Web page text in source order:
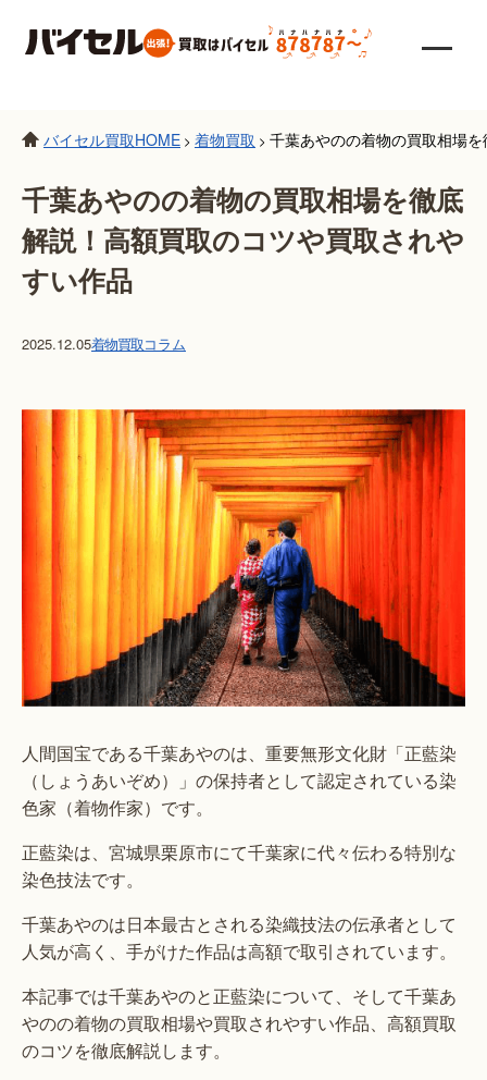
バイセル買取HOME > 着物買取 > 千葉あやのの着物の買取相場
千葉あやのの着物の買取相場を徹底
解説！高額買取のコツや買取されや
すい作品
2025.12.05着物買取コラム
人間国宝である千葉あやのは、重要無形文化財「正藍染
（しょうあいぞめ）」の保持者として認定されている染
色家（着物作家）です。
正藍染は、宮城県栗原市にて千葉家に代々伝わる特別な
染色技法です。
千葉あやのは日本最古とされる染織技法の伝承者として
人気が高く、手がけた作品は高額で取引されています。
本記事では千葉あやのと正藍染について、そして千葉あ
やのの着物の買取相場や買取されやすい作品、高額買取
のコツを徹底解説します。